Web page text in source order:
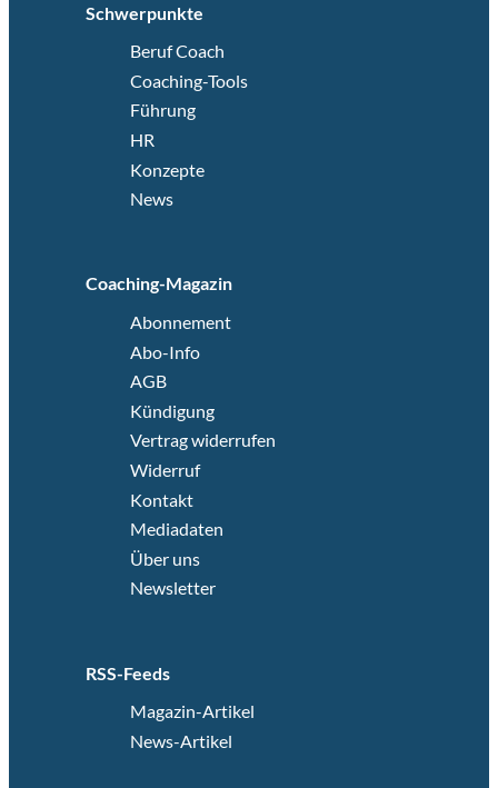
Schwerpunkte
Beruf Coach
Coaching-Tools
Führung
HR
Konzepte
News
Coaching-Magazin
Abonnement
Abo-Info
AGB
Kündigung
Vertrag widerrufen
Widerruf
Kontakt
Mediadaten
Über uns
Newsletter
RSS-Feeds
Magazin-Artikel
News-Artikel